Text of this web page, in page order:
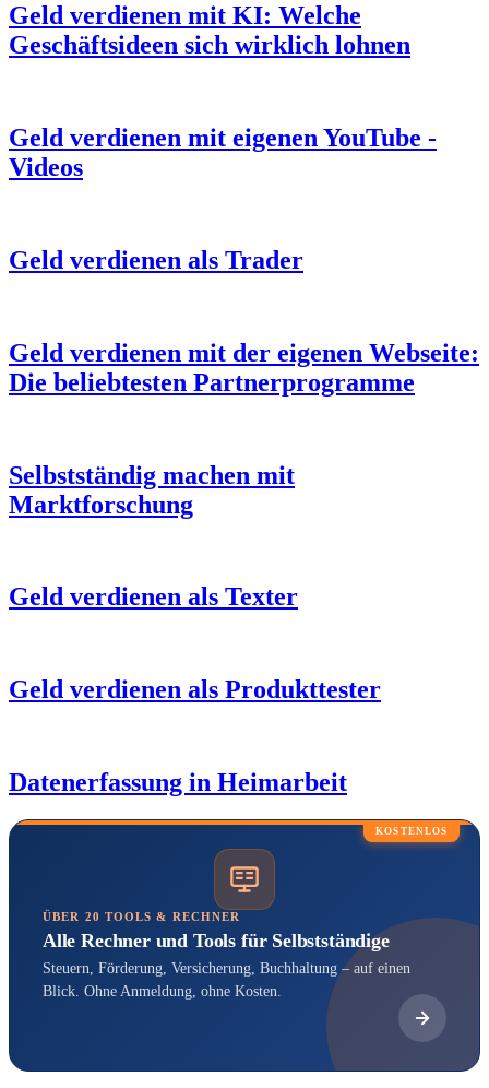
Geld verdienen mit KI: Welche
Geschäftsideen sich wirklich lohnen
Geld verdienen mit eigenen YouTube -
Videos
Geld verdienen als Trader
Geld verdienen mit der eigenen Webseite:
Die beliebtesten Partnerprogramme
Selbstständig machen mit
Marktforschung
Geld verdienen als Texter
Geld verdienen als Produkttester
Datenerfassung in Heimarbeit
KOSTENLOS
ÜBER 20 TOOLS & RECHNER
Alle Rechner und Tools für Selbstständige
Steuern, Förderung, Versicherung, Buchhaltung – auf einen
Blick. Ohne Anmeldung, ohne Kosten.